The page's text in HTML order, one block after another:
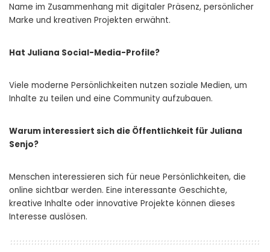
Name im Zusammenhang mit digitaler Präsenz, persönlicher
Marke und kreativen Projekten erwähnt.
Hat Juliana Social-Media-Profile?
Viele moderne Persönlichkeiten nutzen soziale Medien, um
Inhalte zu teilen und eine Community aufzubauen.
Warum interessiert sich die Öffentlichkeit für Juliana
Senjo?
Menschen interessieren sich für neue Persönlichkeiten, die
online sichtbar werden. Eine interessante Geschichte,
kreative Inhalte oder innovative Projekte können dieses
Interesse auslösen.